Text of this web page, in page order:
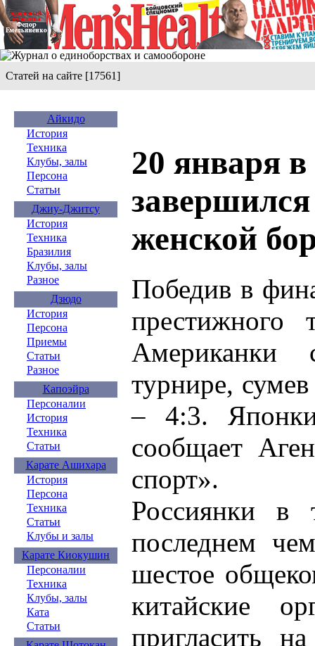
Статей на сайте [17561]
Айкидо
История
Техника
Клубы, залы
Персона
Статьи
Джиу-Джитсу
История
Техника
Бразилия
Клубы, залы
Разное
Дзюдо
История
Персона
Приемы
Статьи
Разное
Капоэйра
Персоналии
История
Техника
Статьи
Карате Ашихара
История
Персона
Техника
Статьи
Клубы и залы
Карате Киокушин
Персоналии
Техника
Клубы, залы
Ката
Статьи
20 января
женской
Победив в
престижного
Американки
турнире,
– 4:3.
сообщает
спорт».
Россиянки в
последнем
шестое
китайские
пригласить